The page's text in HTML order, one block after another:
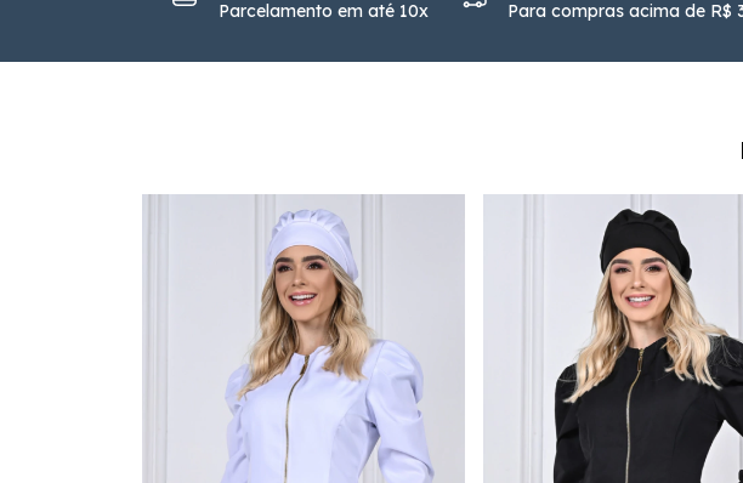
Parcelamento em até 10x
Para compras acima de R$